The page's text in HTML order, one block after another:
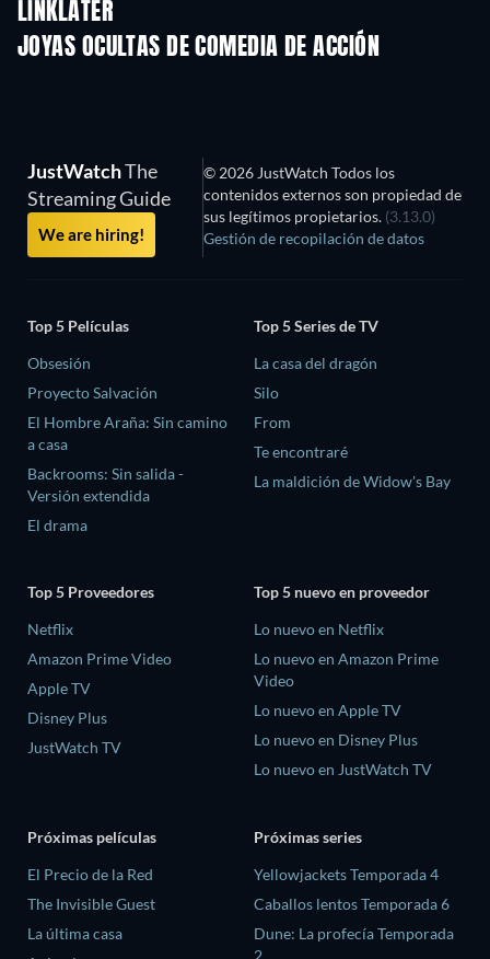
LINKLATER
JOYAS OCULTAS DE COMEDIA DE ACCIÓN
JustWatchThe
Streaming Guide
We are hiring!
© 2026 JustWatch Todos los
contenidos externos son propiedad de
sus legítimos propietarios. (3.13.0)
Gestión de recopilación de datos
Top 5 Películas
Obsesión
Proyecto Salvación
El Hombre Araña: Sin camino
a casa
Backrooms: Sin salida -
Versión extendida
El drama
Top 5 Series de TV
La casa del dragón
Silo
From
Te encontraré
La maldición de Widow's Bay
Top 5 Proveedores
Netflix
Amazon Prime Video
Apple TV
Disney Plus
JustWatch TV
Top 5 nuevo en proveedor
Lo nuevo en Netflix
Lo nuevo en Amazon Prime
Video
Lo nuevo en Apple TV
Lo nuevo en Disney Plus
Lo nuevo en JustWatch TV
Próximas películas
El Precio de la Red
The Invisible Guest
La última casa
Próximas series
Yellowjackets Temporada 4
Caballos lentos Temporada 6
Dune: La profecía Temporada
2